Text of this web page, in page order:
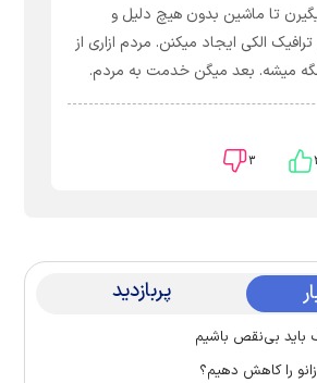
تا ماشین بدون هیچ دلیل و
الکی ایجاد میکنن. مردم ازاری از
میشه. بعد میگن خدمت به مردم.
۳
پربازدید
باید بی‌نقص باشیم
را کاهش دهیم؟